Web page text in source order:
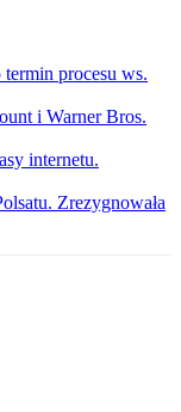
procesu ws.
i Warner Bros.
internetu.
Zrezygnowała